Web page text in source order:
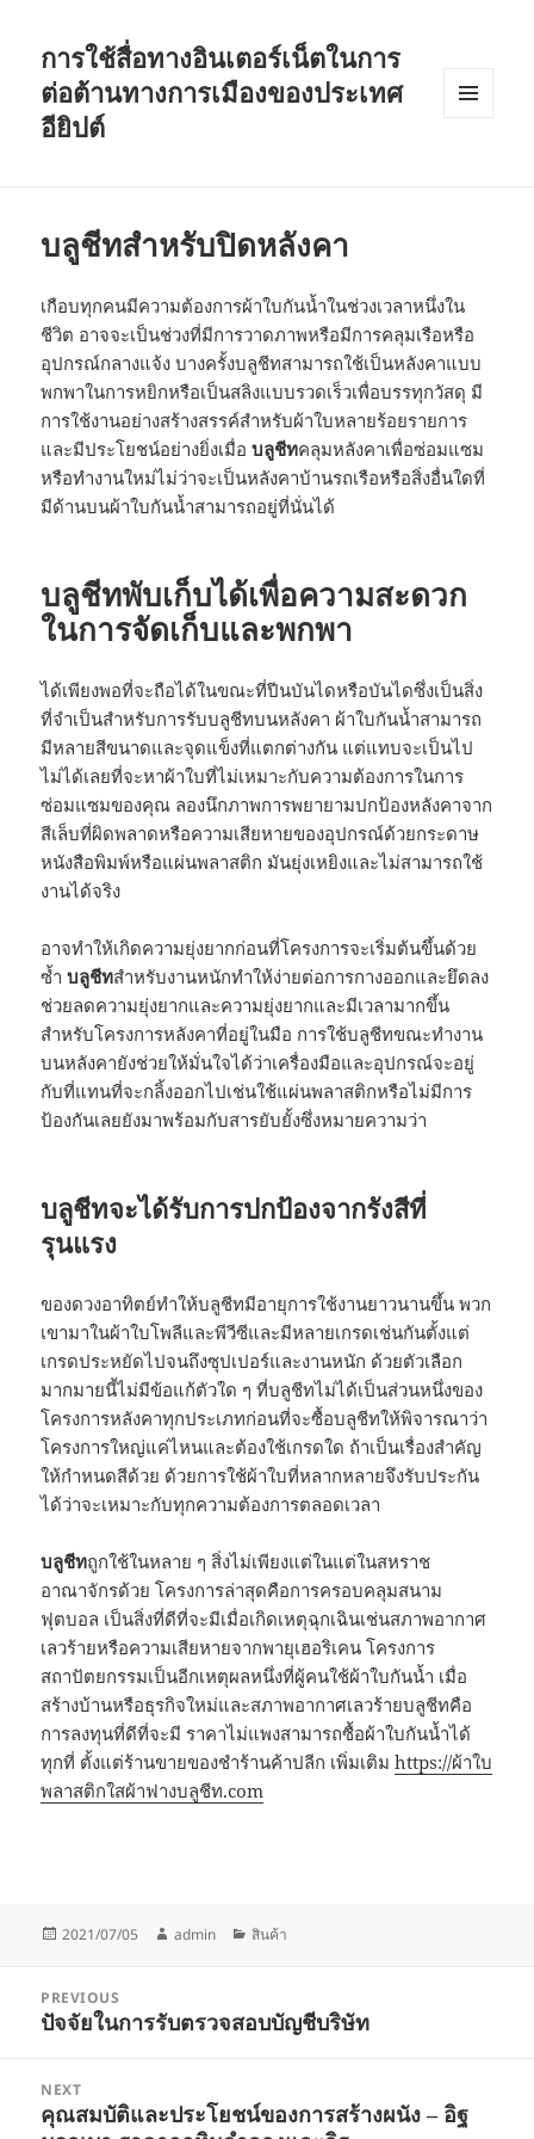
การใช้สื่อทางอินเตอร์เน็ตในการ
ต่อต้านทางการเมืองของประเทศ
อียิปต์
บลูชีทสำหรับปิดหลังคา
เกือบทุกคนมีความต้องการผ้าใบกันน้ำในช่วงเวลาหนึ่งใน
ชีวิต อาจจะเป็นช่วงที่มีการวาดภาพหรือมีการคลุมเรือหรือ
อุปกรณ์กลางแจ้ง บางครั้งบลูชีทสามารถใช้เป็นหลังคาแบบ
พกพาในการหยิกหรือเป็นสลิงแบบรวดเร็วเพื่อบรรทุกวัสดุ มี
การใช้งานอย่างสร้างสรรค์สำหรับผ้าใบหลายร้อยรายการ
และมีประโยชน์อย่างยิ่งเมื่อบลูชีทคลุมหลังคาเพื่อซ่อมแซม
หรือทำงานใหม่ไม่ว่าจะเป็นหลังคาบ้านรถเรือหรือสิ่งอื่นใดที่
มีด้านบนผ้าใบกันน้ำสามารถอยู่ที่นั่นได้
บลูชีทพับเก็บได้เพื่อความสะดวก
ในการจัดเก็บและพกพา
ได้เพียงพอที่จะถือได้ในขณะที่ปีนบันไดหรือบันไดซึ่งเป็นสิ่ง
ที่จำเป็นสำหรับการรับบลูชีทบนหลังคา ผ้าใบกันน้ำสามารถ
มีหลายสีขนาดและจุดแข็งที่แตกต่างกัน แต่แทบจะเป็นไป
ไม่ได้เลยที่จะหาผ้าใบที่ไม่เหมาะกับความต้องการในการ
ซ่อมแซมของคุณ ลองนึกภาพการพยายามปกป้องหลังคาจาก
สีเล็บที่ผิดพลาดหรือความเสียหายของอุปกรณ์ด้วยกระดาษ
หนังสือพิมพ์หรือแผ่นพลาสติก มันยุ่งเหยิงและไม่สามารถใช้
งานได้จริง
อาจทำให้เกิดความยุ่งยากก่อนที่โครงการจะเริ่มต้นขึ้นด้วย
ซ้ำบลูชีทสำหรับงานหนักทำให้ง่ายต่อการกางออกและยึดลง
ช่วยลดความยุ่งยากและความยุ่งยากและมีเวลามากขึ้น
สำหรับโครงการหลังคาที่อยู่ในมือ การใช้บลูชีทขณะทำงาน
บนหลังคายังช่วยให้มั่นใจได้ว่าเครื่องมือและอุปกรณ์จะอยู่
กับที่แทนที่จะกลิ้งออกไปเช่นใช้แผ่นพลาสติกหรือไม่มีการ
ป้องกันเลยยังมาพร้อมกับสารยับยั้งซึ่งหมายความว่า
บลูชีทจะได้รับการปกป้องจากรังสีที่
รุนแรง
ของดวงอาทิตย์ทำให้บลูชีทมีอายุการใช้งานยาวนานขึ้น พวก
เขามาในผ้าใบโพลีและพีวีซีและมีหลายเกรดเช่นกันตั้งแต่
เกรดประหยัดไปจนถึงซุปเปอร์และงานหนัก ด้วยตัวเลือก
มากมายนี้ไม่มีข้อแก้ตัวใด ๆ ที่บลูชีทไม่ได้เป็นส่วนหนึ่งของ
โครงการหลังคาทุกประเภทก่อนที่จะซื้อบลูชีทให้พิจารณาว่า
โครงการใหญ่แค่ไหนและต้องใช้เกรดใด ถ้าเป็นเรื่องสำคัญ
ให้กำหนดสีด้วย ด้วยการใช้ผ้าใบที่หลากหลายจึงรับประกัน
ได้ว่าจะเหมาะกับทุกความต้องการตลอดเวลา
บลูชีทถูกใช้ในหลาย ๆ สิ่งไม่เพียงแต่ในแต่ในสหราช
อาณาจักรด้วย โครงการล่าสุดคือการครอบคลุมสนาม
ฟุตบอล เป็นสิ่งที่ดีที่จะมีเมื่อเกิดเหตุฉุกเฉินเช่นสภาพอากาศ
เลวร้ายหรือความเสียหายจากพายุเฮอริเคน โครงการ
สถาปัตยกรรมเป็นอีกเหตุผลหนึ่งที่ผู้คนใช้ผ้าใบกันน้ำ เมื่อ
สร้างบ้านหรือธุรกิจใหม่และสภาพอากาศเลวร้ายบลูชีทคือ
การลงทุนที่ดีที่จะมี ราคาไม่แพงสามารถซื้อผ้าใบกันน้ำได้
ทุกที่ ตั้งแต่ร้านขายของชำร้านค้าปลีก เพิ่มเติมhttps://ผ้าใบ
พลาสติกใสผ้าฟางบลูชีท.com
Posted
2021/07/05 Author
admin Categories
สินค้า
navigation
PREVIOUS
Previous
ปัจจัยในการรับตรวจสอบบัญชีบริษัท
NEXT
Next
คุณสมบัติและประโยชน์ของการสร้างผนัง – อิฐ